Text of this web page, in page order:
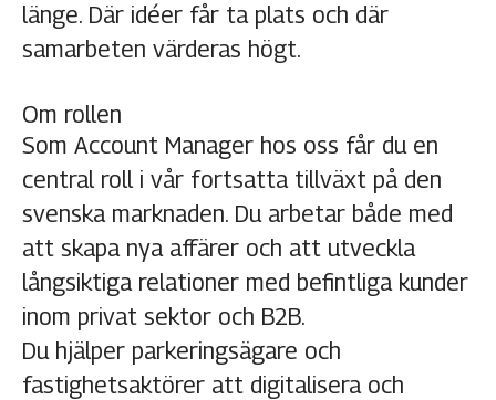
länge. Där idéer får ta plats och där
samarbeten värderas högt.
Om rollen
Som Account Manager hos oss får du en
central roll i vår fortsatta tillväxt på den
svenska marknaden. Du arbetar både med
att skapa nya affärer och att utveckla
långsiktiga relationer med befintliga kunder
inom privat sektor och B2B.
Du hjälper parkeringsägare och
fastighetsaktörer att digitalisera och